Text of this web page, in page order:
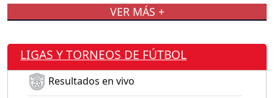
VER MÁS +
LIGAS Y TORNEOS DE FÚTBOL
Resultados en vivo